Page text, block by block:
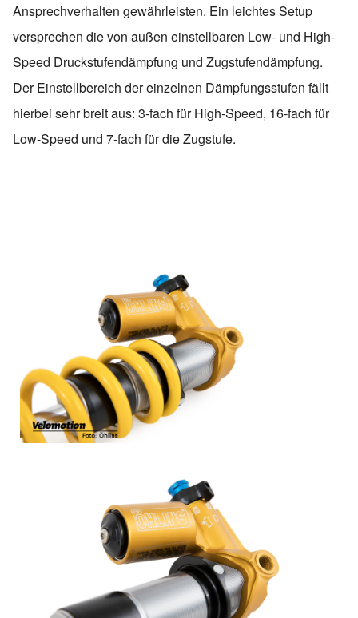
Ansprechverhalten gewährleisten. Ein leichtes Setup
versprechen die von außen einstellbaren Low- und High-
Speed Druckstufendämpfung und Zugstufendämpfung.
Der Einstellbereich der einzelnen Dämpfungsstufen fällt
hierbei sehr breit aus: 3-fach für High-Speed, 16-fach für
Low-Speed und 7-fach für die Zugstufe.